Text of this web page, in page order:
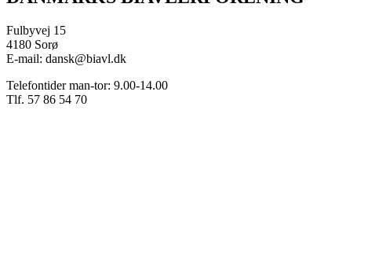
Fulbyvej 15
4180 Sorø
E-mail: dansk@biavl.dk
Telefontider man-tor: 9.00-14.00
Tlf. 57 86 54 70